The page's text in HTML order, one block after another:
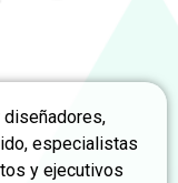
especialistas
y ejecutivos